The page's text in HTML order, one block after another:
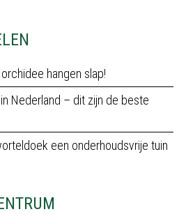
hangen slap!
Nederland – dit zijn de beste
een onderhoudsvrije tuin